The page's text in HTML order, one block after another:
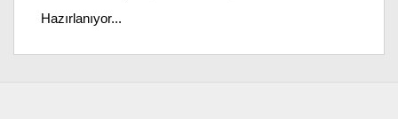
Hazırlanıyor...